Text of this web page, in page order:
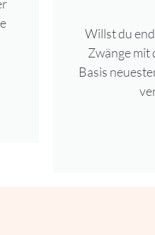
Willst du
Zwänge
Basis